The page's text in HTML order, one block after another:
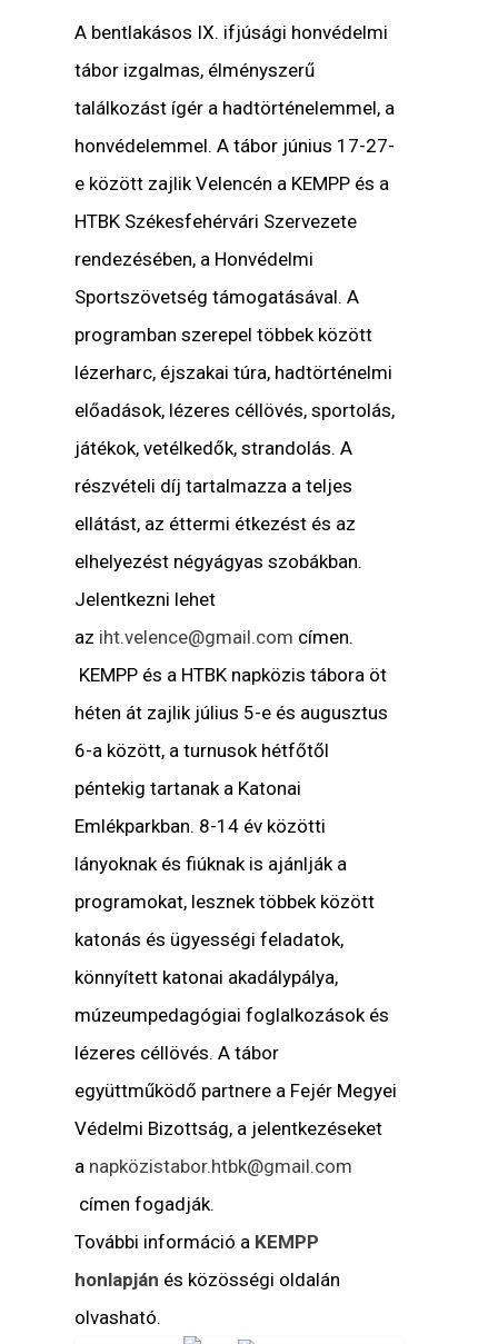
A bentlakásos IX. ifjúsági honvédelmi
tábor izgalmas, élményszerű
találkozást ígér a hadtörténelemmel, a
honvédelemmel. A tábor június 17-27-
e között zajlik Velencén a KEMPP és a
HTBK Székesfehérvári Szervezete
rendezésében, a Honvédelmi
Sportszövetség támogatásával. A
programban szerepel többek között
lézerharc, éjszakai túra, hadtörténelmi
előadások, lézeres céllövés, sportolás,
játékok, vetélkedők, strandolás. A
részvételi díj tartalmazza a teljes
ellátást, az éttermi étkezést és az
elhelyezést négyágyas szobákban.
Jelentkezni lehet
az iht.velence@gmail.com címen.
KEMPP és a HTBK napközis tábora öt
héten át zajlik július 5-e és augusztus
6-a között, a turnusok hétfőtől
péntekig tartanak a Katonai
Emlékparkban. 8-14 év közötti
lányoknak és fiúknak is ajánlják a
programokat, lesznek többek között
katonás és ügyességi feladatok,
könnyített katonai akadálypálya,
múzeumpedagógiai foglalkozások és
lézeres céllövés. A tábor
együttműködő partnere a Fejér Megyei
Védelmi Bizottság, a jelentkezéseket
a napközistabor.htbk@gmail.com
címen fogadják.
További információ a KEMPP
honlapján és közösségi oldalán
olvasható.